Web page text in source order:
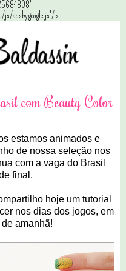
js/adsbygoogle.js'/>
com Beauty Color
estamos animados e
de nossa seleção nos
com a vaga do Brasil
final.
hoje um tutorial
nos dias dos jogos, em
amanhã!